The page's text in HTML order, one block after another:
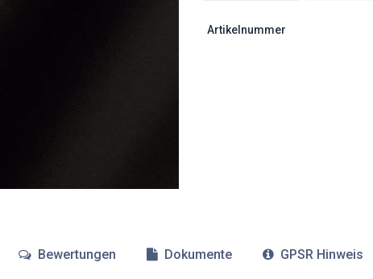
Artikelnummer
Bewertungen Dokumente GPSR Hinweis